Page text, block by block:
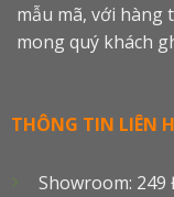
mẫu mã, với hàng
mong quý khách
THÔNG TIN LIÊN
Showroom: 249